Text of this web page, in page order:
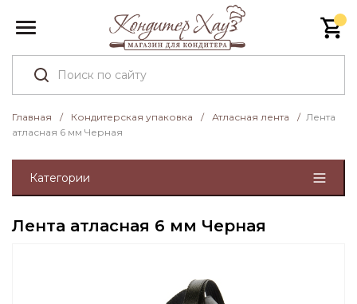
Главная / Кондитерская упаковка / Атласная лента / Лента
атласная 6 мм Черная
Категории
Лента атласная 6 мм Черная